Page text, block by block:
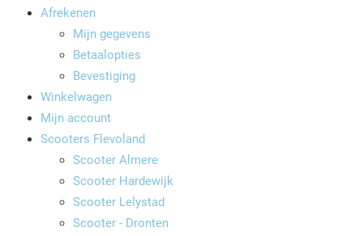
Afrekenen
Mijn gegevens
Betaalopties
Bevestiging
Winkelwagen
Mijn account
Scooters Flevoland
Scooter Almere
Scooter Hardewijk
Scooter Lelystad
Scooter - Dronten